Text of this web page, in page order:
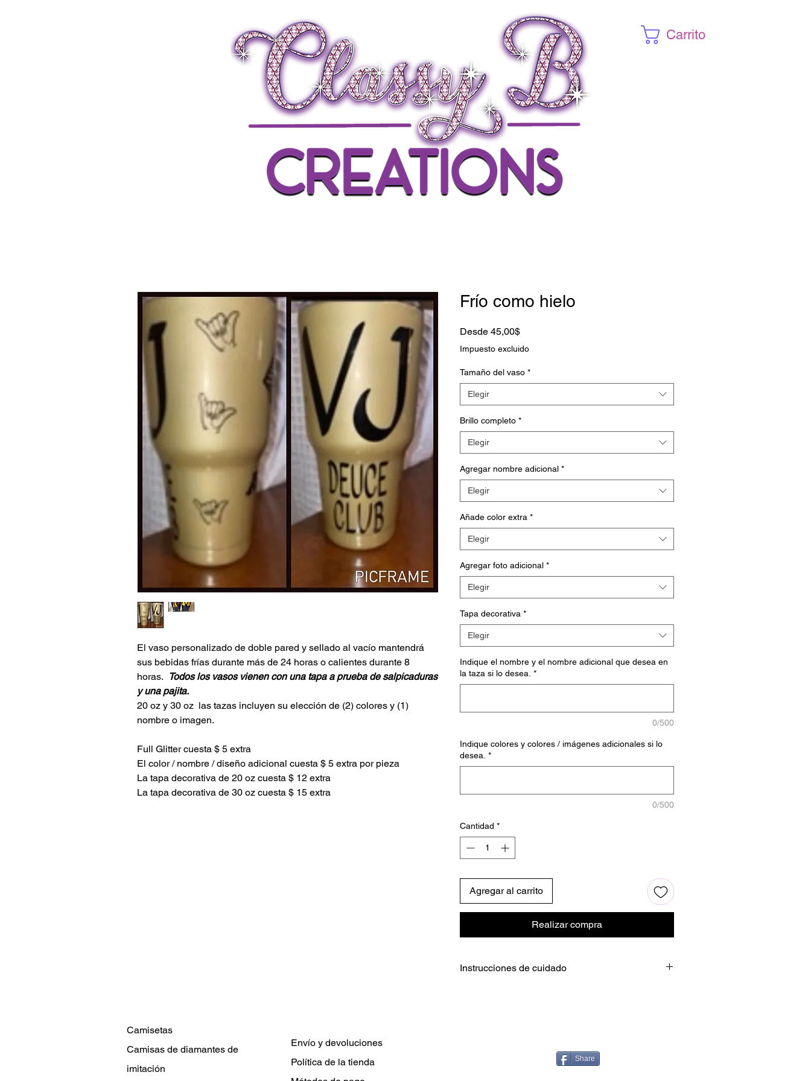
Carrito
El vaso personalizado de doble pared y sellado al vacío mantendrá
sus bebidas frías durante más de 24 horas o calientes durante 8
horas. Todos los vasos vienen con una tapa a prueba de salpicaduras
y una pajita.
20 oz y 30 oz las tazas incluyen su elección de (2) colores y (1)
nombre o imagen.
Full Glitter cuesta $ 5 extra
El color / nombre / diseño adicional cuesta $ 5 extra por pieza
La tapa decorativa de 20 oz cuesta $ 12 extra
La tapa decorativa de 30 oz cuesta $ 15 extra
Frío como hielo
Desde 45,00$Precio
de
Impuesto excluido
Tamaño del vaso *
Elegir
Brillo completo *
Elegir
Agregar nombre adicional *
Elegir
Añade color extra *
Elegir
Agregar foto adicional *
Elegir
Tapa decorativa *
Elegir
Indique el nombre y el nombre adicional que desea en
la taza si lo desea. *
0/500
Indique colores y colores / imágenes adicionales si lo
desea. *
0/500
Cantidad *
Agregar al carrito
Realizar compra
Instrucciones de cuidado
Camisetas
Camisas de diamantes de
imitación
Envío y devoluciones
Política de la tienda
Share